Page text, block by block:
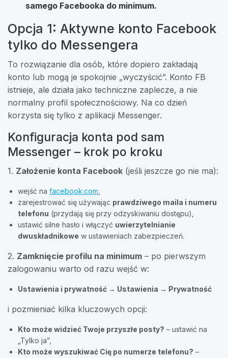
samego Facebooka do minimum.
Opcja 1: Aktywne konto Facebook
tylko do Messengera
To rozwiązanie dla osób, które dopiero zakładają
konto lub mogą je spokojnie „wyczyścić”. Konto FB
istnieje, ale działa jako techniczne zaplecze, a nie
normalny profil społecznościowy. Na co dzień
korzysta się tylko z aplikacji Messenger.
Konfiguracja konta pod sam
Messenger – krok po kroku
1. Założenie konta Facebook (jeśli jeszcze go nie ma):
wejść na facebook.com
zarejestrować się używając prawdziwego maila i numeru
telefonu (przydają się przy odzyskiwaniu dostępu),
ustawić silne hasło i włączyć uwierzytelnianie
dwuskładnikowe w ustawieniach zabezpieczeń.
2. Zamknięcie profilu na minimum – po pierwszym
zalogowaniu warto od razu wejść w:
Ustawienia i prywatność → Ustawienia → Prywatność
i pozmieniać kilka kluczowych opcji:
Kto może widzieć Twoje przyszłe posty? – ustawić na
„Tylko ja”,
Kto może wyszukiwać Cię po numerze telefonu? –